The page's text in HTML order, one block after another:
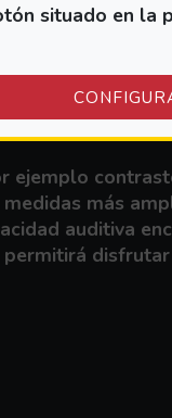
situado en la
ejemplo
más
auditiva